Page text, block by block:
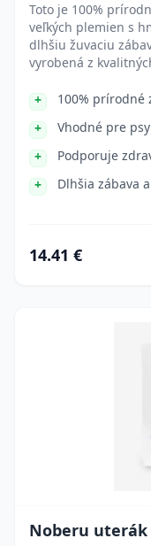
Toto je 100%
veľkých plemien s
dlhšiu žuvaciu
vyrobená z
100% prírodné
Vhodné pre
Podporuje
Dlhšia zábava
14.41 €
Noberu uterák